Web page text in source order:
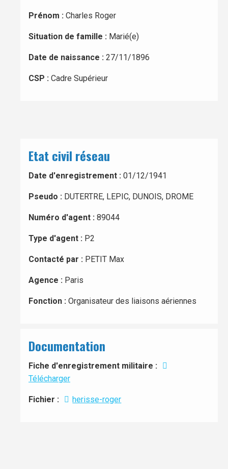
Prénom : Charles Roger
Situation de famille : Marié(e)
Date de naissance : 27/11/1896
CSP : Cadre Supérieur
Etat civil réseau
Date d'enregistrement : 01/12/1941
Pseudo : DUTERTRE, LEPIC, DUNOIS, DROME
Numéro d'agent : 89044
Type d'agent : P2
Contacté par : PETIT Max
Agence : Paris
Fonction : Organisateur des liaisons aériennes
Documentation
Fiche d'enregistrement militaire :
Télécharger
Fichier : herisse-roger